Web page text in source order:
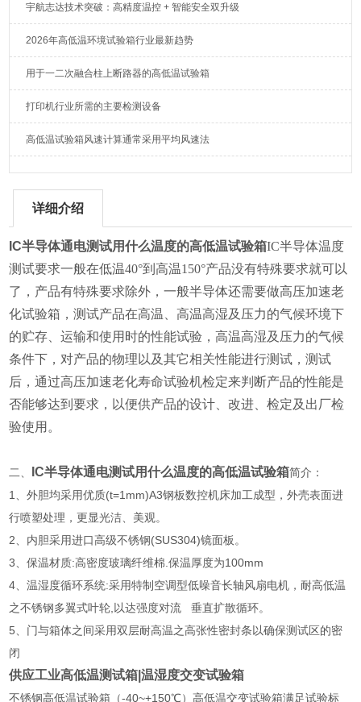
宇航志达技术突破：高精度温控 + 智能安全双升级
2026年高低温环境试验箱行业最新趋势
用于一二次融合柱上断路器的高低温试验箱
打印机行业所需的主要检测设备
高低温试验箱风速计算通常采用平均风速法
详细介绍
IC半导体通电测试用什么温度的高低温试验箱IC半导体温度
测试要求一般在低温40°到高温150°产品没有特殊要求就可以
了，产品有特殊要求除外，一般半导体还需要做高压加速老
化试验箱，测试产品在高温、高温高湿及压力的气候环境下
的贮存、运输和使用时的性能试验，高温高湿及压力的气候
条件下，对产品的物理以及其它相关性能进行测试，测试
后，通过高压加速老化寿命试验机检定来判断产品的性能是
否能够达到要求，以便供产品的设计、改进、检定及出厂检
验使用。
二、 IC半导体通电测试用什么温度的高低温试验箱简介：
1、外胆均采用优质(t=1mm)A3钢板数控机床加工成型，外壳表面进
行喷塑处理，更显光洁、美观。
2、内胆采用进口高级不锈钢(SUS304)镜面板。
3、保温材质:高密度玻璃纤维棉.保温厚度为100mm
4、温湿度循环系统:采用特制空调型低噪音长轴风扇电机，耐高低温
之不锈钢多翼式叶轮,以达强度对流 垂直扩散循环。
5、门与箱体之间采用双层耐高温之高张性密封条以确保测试区的密
闭
供应工业高低温测试箱|温湿度交变试验箱
不锈钢高低温试验箱（-40~+150℃）高低温交变试验箱满足试验标